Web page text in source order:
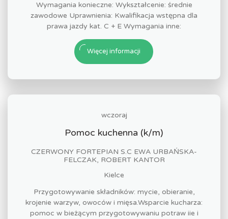
Wymagania konieczne: Wykształcenie: średnie
zawodowe Uprawnienia: Kwalifikacja wstępna dla
prawa jazdy kat. C + E Wymagania inne:
Więcej informacji
wczoraj
Pomoc kuchenna (k/m)
CZERWONY FORTEPIAN S.C EWA URBAŃSKA-
FELCZAK, ROBERT KANTOR
Kielce
Przygotowywanie składników: mycie, obieranie,
krojenie warzyw, owoców i mięsa.Wsparcie kucharza:
pomoc w bieżącym przygotowywaniu potraw iie i